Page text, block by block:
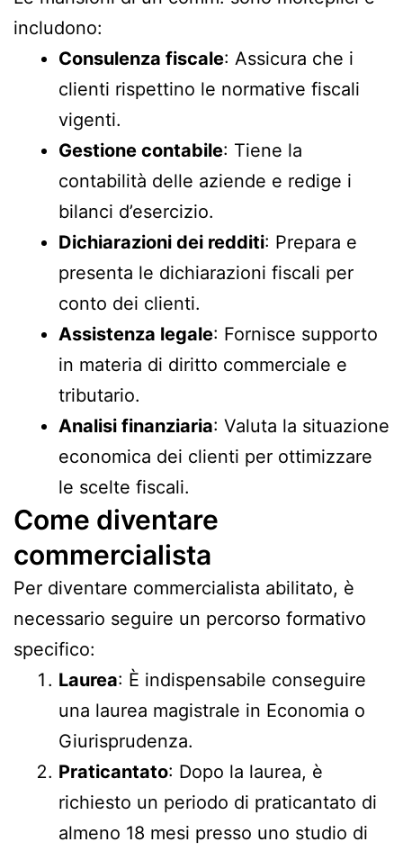
includono:
Consulenza fiscale: Assicura che i
clienti rispettino le normative fiscali
vigenti.
Gestione contabile: Tiene la
contabilità delle aziende e redige i
bilanci d’esercizio.
Dichiarazioni dei redditi: Prepara e
presenta le dichiarazioni fiscali per
conto dei clienti.
Assistenza legale: Fornisce supporto
in materia di diritto commerciale e
tributario.
Analisi finanziaria: Valuta la situazione
economica dei clienti per ottimizzare
le scelte fiscali.
Come diventare
commercialista
Per diventare commercialista abilitato, è
necessario seguire un percorso formativo
specifico:
Laurea: È indispensabile conseguire
una laurea magistrale in Economia o
Giurisprudenza.
Praticantato: Dopo la laurea, è
richiesto un periodo di praticantato di
almeno 18 mesi presso uno studio di